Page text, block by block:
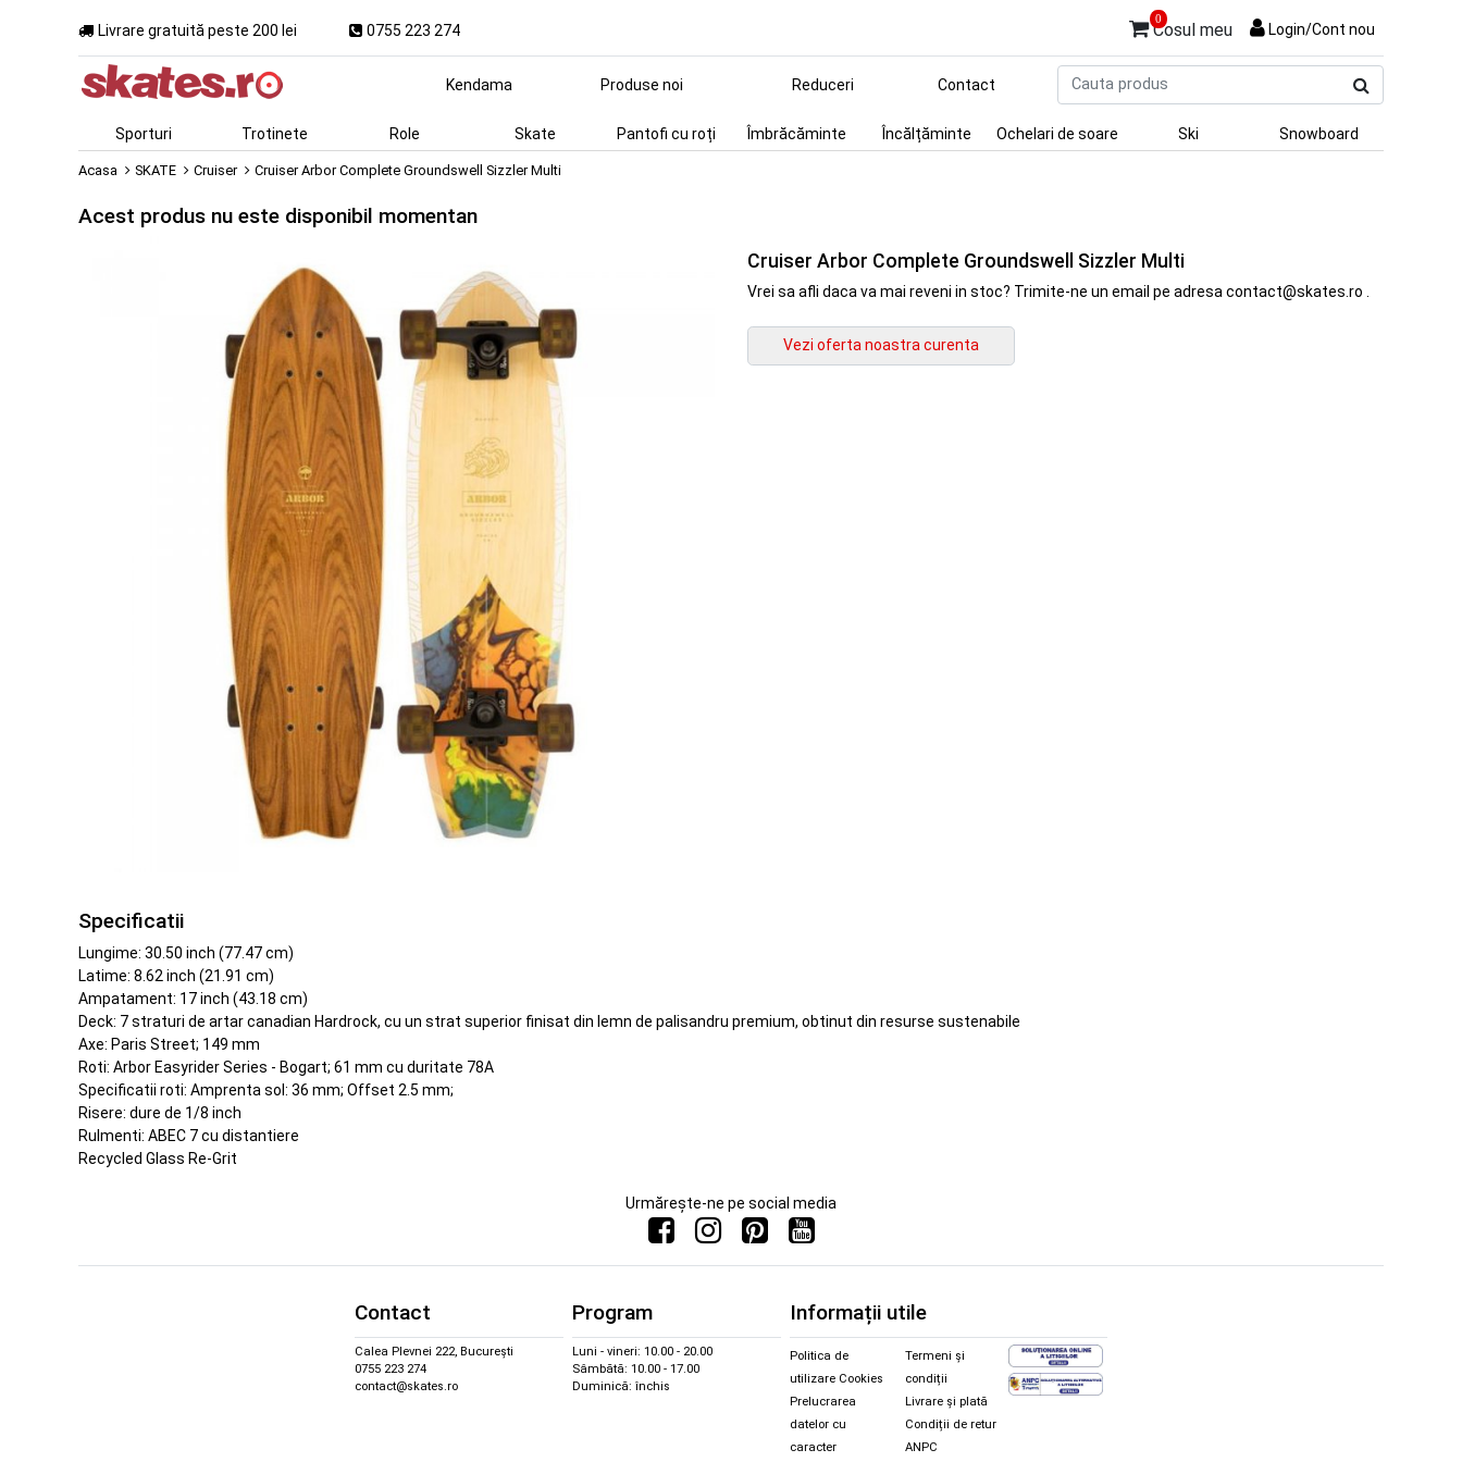
Livrare gratuită peste 200 lei 0755 223 274
0
Cosul meu Login/Cont nou
produs
Kendama Produse noi Reduceri Contact
Sporturi Trotinete Role Skate Pantofi cu roți Îmbrăcăminte Încălțăminte Ochelari de soare Ski Snowboard
Acasa SKATE Cruiser Cruiser Arbor Complete Groundswell Sizzler Multi
Acest produs nu este disponibil momentan
Cruiser Arbor Complete Groundswell Sizzler Multi
Vrei sa afli daca va mai reveni in stoc? Trimite-ne un email pe adresa contact@skates.ro .
Specificatii
Lungime: 30.50 inch (77.47 cm)
Latime: 8.62 inch (21.91 cm)
Ampatament: 17 inch (43.18 cm)
Deck: 7 straturi de artar canadian Hardrock, cu un strat superior finisat din lemn de palisandru premium, obtinut din resurse sustenabile
Axe: Paris Street; 149 mm
Roti: Arbor Easyrider Series - Bogart; 61 mm cu duritate 78A
Specificatii roti: Amprenta sol: 36 mm; Offset 2.5 mm;
Risere: dure de 1/8 inch
Rulmenti: ABEC 7 cu distantiere
Recycled Glass Re-Grit
Urmărește-ne pe social media
Contact
Calea Plevnei 222, București
0755 223 274
contact@skates.ro
Program
Luni - vineri: 10.00 - 20.00
Sâmbătă: 10.00 - 17.00
Duminică: închis
Informații utile
Politica de
utilizare Cookies
Prelucrarea
datelor cu
caracter
Termeni și
condiții
Livrare și plată
Condiții de retur
ANPC